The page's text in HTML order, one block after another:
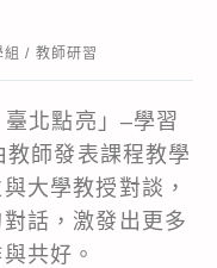
/ 教師研習
北點亮」–學習
師發表課程教學
大學教授對談，
話，激發出更多
共好。